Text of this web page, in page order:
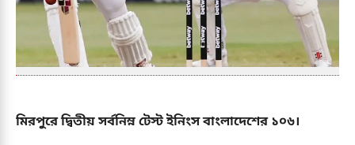
মিরপুরে দ্বিতীয় সর্বনিম্ন টেস্ট ইনিংস বাংলাদেশের ১০৬।